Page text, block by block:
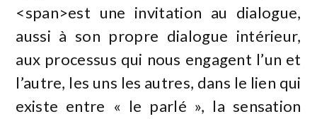
<span>est une invitation au dialogue,
aussi à son propre dialogue intérieur,
aux processus qui nous engagent l’un et
l’autre, les uns les autres, dans le lien qui
existe entre « le parlé », la sensation